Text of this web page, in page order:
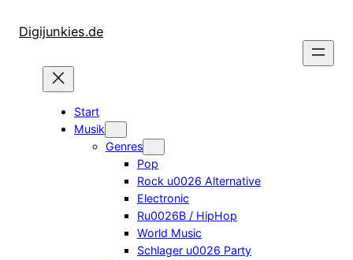
InhaltDigijunkies.de
Start
Musik
Genres
Pop
Rock u0026 Alternative
Electronic
Ru0026B / HipHop
World Music
Schlager u0026 Party